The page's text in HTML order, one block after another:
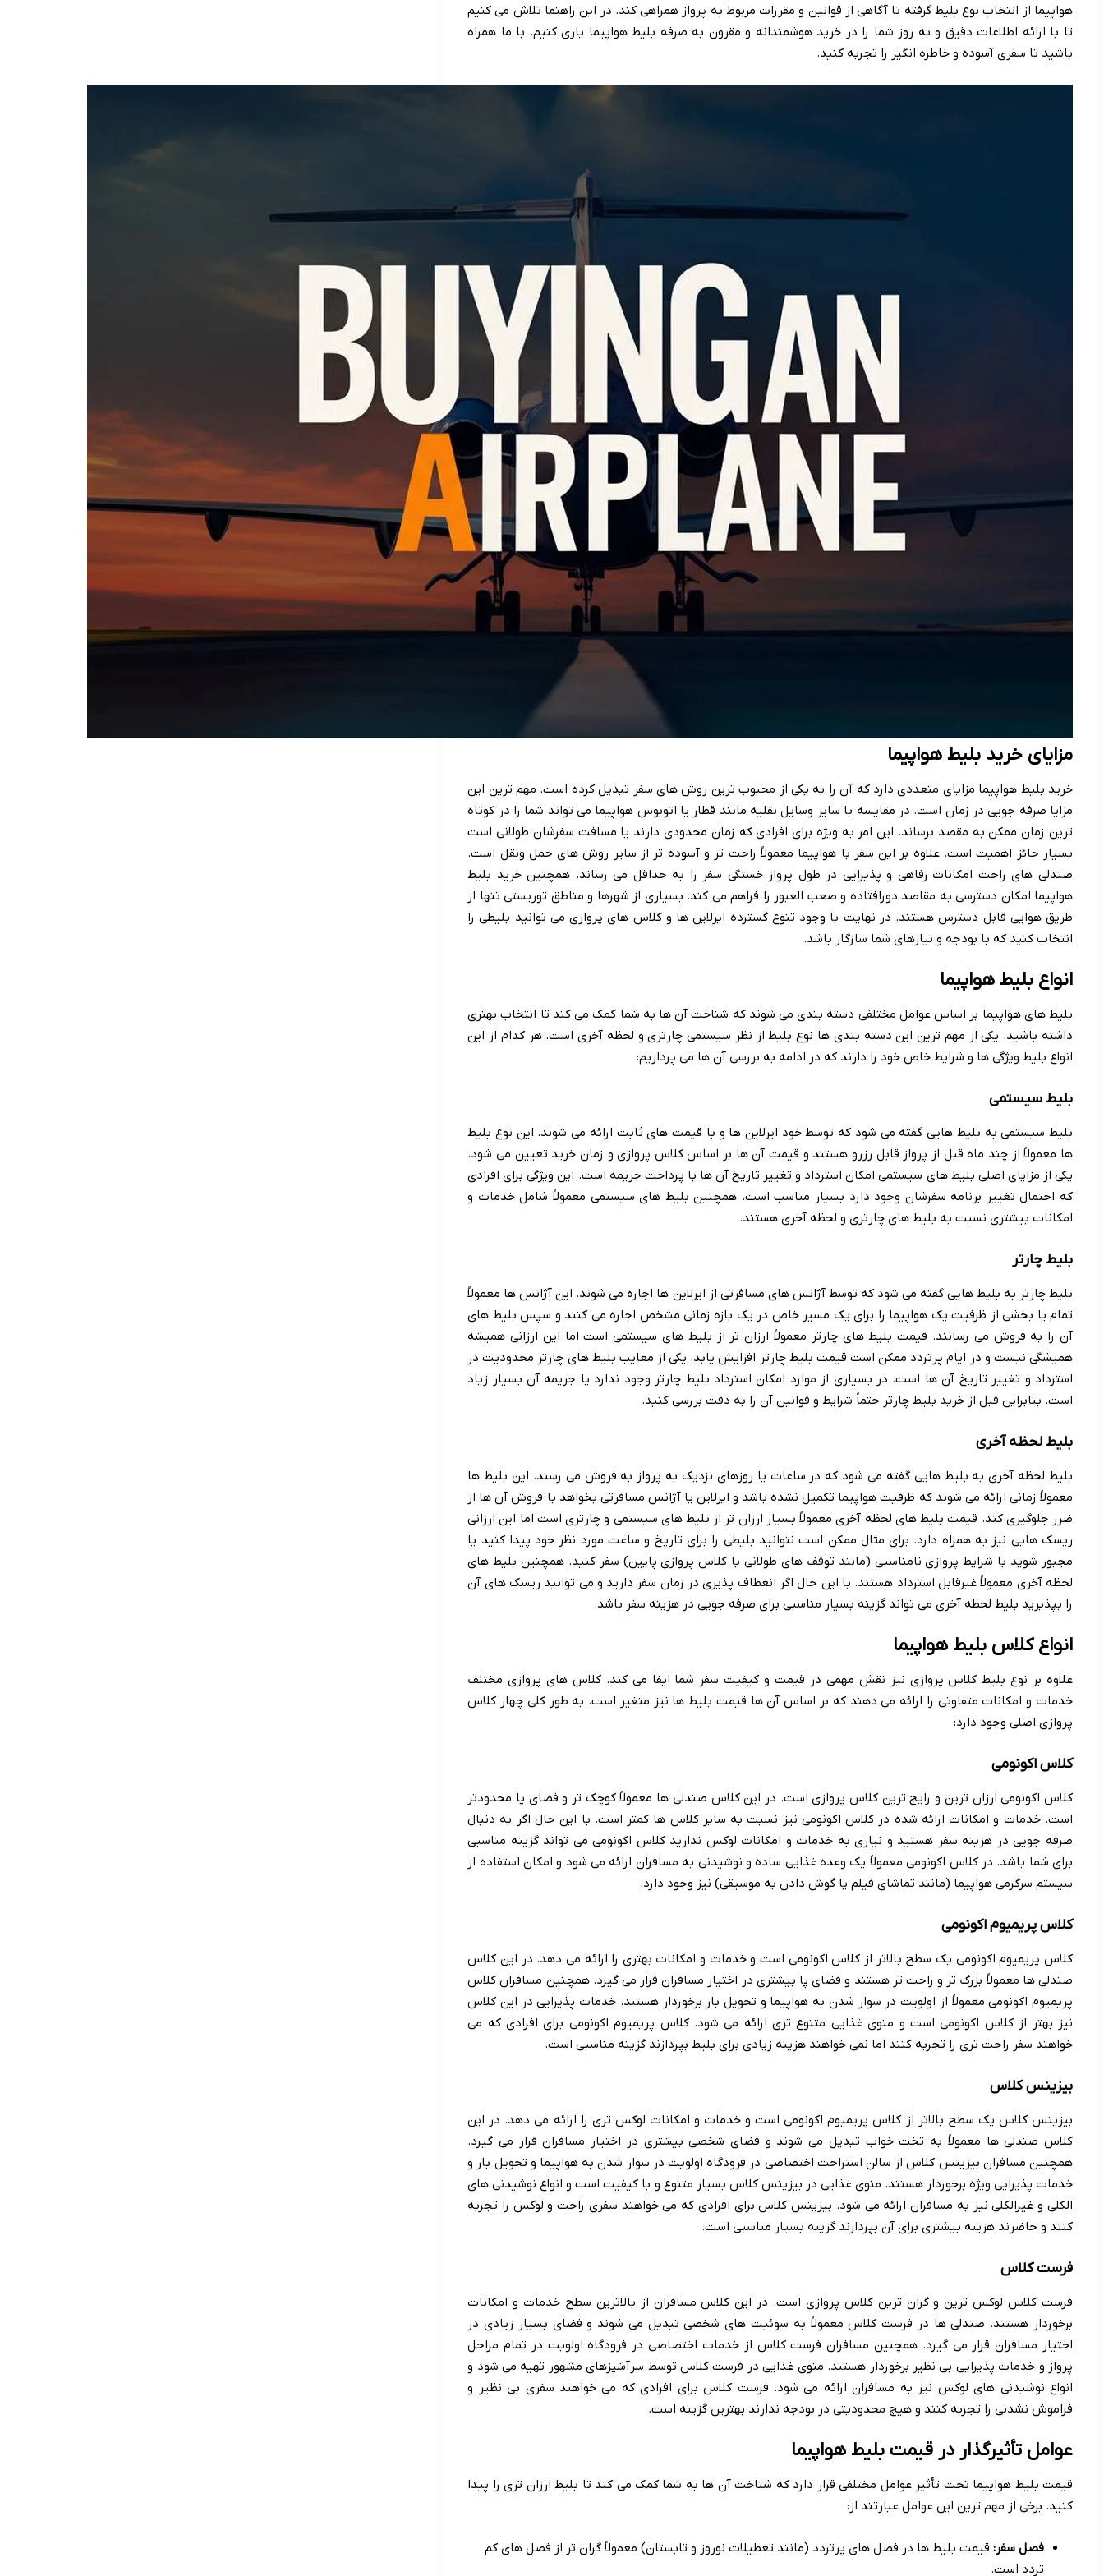
هواپیما از انتخاب نوع بلیط گرفته تا آگاهی از قوانین و مقررات مربوط به پرواز همراهی کند. در این راهنما تلاش می کنیم
تا با ارائه اطلاعات دقیق و به روز شما را در خرید هوشمندانه و مقرون به صرفه بلیط هواپیما یاری کنیم. با ما همراه
باشید تا سفری آسوده و خاطره انگیز را تجربه کنید.
مزایای خرید بلیط هواپیما
خرید بلیط هواپیما مزایای متعددی دارد که آن را به یکی از محبوب ترین روش های سفر تبدیل کرده است. مهم ترین این
مزایا صرفه جویی در زمان است. در مقایسه با سایر وسایل نقلیه مانند قطار یا اتوبوس هواپیما می تواند شما را در کوتاه
ترین زمان ممکن به مقصد برساند. این امر به ویژه برای افرادی که زمان محدودی دارند یا مسافت سفرشان طولانی است
بسیار حائز اهمیت است. علاوه بر این سفر با هواپیما معمولاً راحت تر و آسوده تر از سایر روش های حمل ونقل است.
صندلی های راحت امکانات رفاهی و پذیرایی در طول پرواز خستگی سفر را به حداقل می رساند. همچنین خرید بلیط
هواپیما امکان دسترسی به مقاصد دورافتاده و صعب العبور را فراهم می کند. بسیاری از شهرها و مناطق توریستی تنها از
طریق هوایی قابل دسترس هستند. در نهایت با وجود تنوع گسترده ایرلاین ها و کلاس های پروازی می توانید بلیطی را
انتخاب کنید که با بودجه و نیازهای شما سازگار باشد.
انواع بلیط هواپیما
بلیط های هواپیما بر اساس عوامل مختلفی دسته بندی می شوند که شناخت آن ها به شما کمک می کند تا انتخاب بهتری
داشته باشید. یکی از مهم ترین این دسته بندی ها نوع بلیط از نظر سیستمی چارتری و لحظه آخری است. هر کدام از این
انواع بلیط ویژگی ها و شرایط خاص خود را دارند که در ادامه به بررسی آن ها می پردازیم:
بلیط سیستمی
بلیط سیستمی به بلیط هایی گفته می شود که توسط خود ایرلاین ها و با قیمت های ثابت ارائه می شوند. این نوع بلیط
ها معمولاً از چند ماه قبل از پرواز قابل رزرو هستند و قیمت آن ها بر اساس کلاس پروازی و زمان خرید تعیین می شود.
یکی از مزایای اصلی بلیط های سیستمی امکان استرداد و تغییر تاریخ آن ها با پرداخت جریمه است. این ویژگی برای افرادی
که احتمال تغییر برنامه سفرشان وجود دارد بسیار مناسب است. همچنین بلیط های سیستمی معمولاً شامل خدمات و
امکانات بیشتری نسبت به بلیط های چارتری و لحظه آخری هستند.
بلیط چارتر
بلیط چارتر به بلیط هایی گفته می شود که توسط آژانس های مسافرتی از ایرلاین ها اجاره می شوند. این آژانس ها معمولاً
تمام یا بخشی از ظرفیت یک هواپیما را برای یک مسیر خاص در یک بازه زمانی مشخص اجاره می کنند و سپس بلیط های
آن را به فروش می رسانند. قیمت بلیط های چارتر معمولاً ارزان تر از بلیط های سیستمی است اما این ارزانی همیشه
همیشگی نیست و در ایام پرتردد ممکن است قیمت بلیط چارتر افزایش یابد. یکی از معایب بلیط های چارتر محدودیت در
استرداد و تغییر تاریخ آن ها است. در بسیاری از موارد امکان استرداد بلیط چارتر وجود ندارد یا جریمه آن بسیار زیاد
است. بنابراین قبل از خرید بلیط چارتر حتماً شرایط و قوانین آن را به دقت بررسی کنید.
بلیط لحظه آخری
بلیط لحظه آخری به بلیط هایی گفته می شود که در ساعات یا روزهای نزدیک به پرواز به فروش می رسند. این بلیط ها
معمولاً زمانی ارائه می شوند که ظرفیت هواپیما تکمیل نشده باشد و ایرلاین یا آژانس مسافرتی بخواهد با فروش آن ها از
ضرر جلوگیری کند. قیمت بلیط های لحظه آخری معمولاً بسیار ارزان تر از بلیط های سیستمی و چارتری است اما این ارزانی
ریسک هایی نیز به همراه دارد. برای مثال ممکن است نتوانید بلیطی را برای تاریخ و ساعت مورد نظر خود پیدا کنید یا
مجبور شوید با شرایط پروازی نامناسبی (مانند توقف های طولانی یا کلاس پروازی پایین) سفر کنید. همچنین بلیط های
لحظه آخری معمولاً غیرقابل استرداد هستند. با این حال اگر انعطاف پذیری در زمان سفر دارید و می توانید ریسک های آن
را بپذیرید بلیط لحظه آخری می تواند گزینه بسیار مناسبی برای صرفه جویی در هزینه سفر باشد.
انواع کلاس بلیط هواپیما
علاوه بر نوع بلیط کلاس پروازی نیز نقش مهمی در قیمت و کیفیت سفر شما ایفا می کند. کلاس های پروازی مختلف
خدمات و امکانات متفاوتی را ارائه می دهند که بر اساس آن ها قیمت بلیط ها نیز متغیر است. به طور کلی چهار کلاس
پروازی اصلی وجود دارد:
کلاس اکونومی
کلاس اکونومی ارزان ترین و رایج ترین کلاس پروازی است. در این کلاس صندلی ها معمولاً کوچک تر و فضای پا محدودتر
است. خدمات و امکانات ارائه شده در کلاس اکونومی نیز نسبت به سایر کلاس ها کمتر است. با این حال اگر به دنبال
صرفه جویی در هزینه سفر هستید و نیازی به خدمات و امکانات لوکس ندارید کلاس اکونومی می تواند گزینه مناسبی
برای شما باشد. در کلاس اکونومی معمولاً یک وعده غذایی ساده و نوشیدنی به مسافران ارائه می شود و امکان استفاده از
سیستم سرگرمی هواپیما (مانند تماشای فیلم یا گوش دادن به موسیقی) نیز وجود دارد.
کلاس پریمیوم اکونومی
کلاس پریمیوم اکونومی یک سطح بالاتر از کلاس اکونومی است و خدمات و امکانات بهتری را ارائه می دهد. در این کلاس
صندلی ها معمولاً بزرگ تر و راحت تر هستند و فضای پا بیشتری در اختیار مسافران قرار می گیرد. همچنین مسافران کلاس
پریمیوم اکونومی معمولاً از اولویت در سوار شدن به هواپیما و تحویل بار برخوردار هستند. خدمات پذیرایی در این کلاس
نیز بهتر از کلاس اکونومی است و منوی غذایی متنوع تری ارائه می شود. کلاس پریمیوم اکونومی برای افرادی که می
خواهند سفر راحت تری را تجربه کنند اما نمی خواهند هزینه زیادی برای بلیط بپردازند گزینه مناسبی است.
بیزینس کلاس
بیزینس کلاس یک سطح بالاتر از کلاس پریمیوم اکونومی است و خدمات و امکانات لوکس تری را ارائه می دهد. در این
کلاس صندلی ها معمولاً به تخت خواب تبدیل می شوند و فضای شخصی بیشتری در اختیار مسافران قرار می گیرد.
همچنین مسافران بیزینس کلاس از سالن استراحت اختصاصی در فرودگاه اولویت در سوار شدن به هواپیما و تحویل بار و
خدمات پذیرایی ویژه برخوردار هستند. منوی غذایی در بیزینس کلاس بسیار متنوع و با کیفیت است و انواع نوشیدنی های
الکلی و غیرالکلی نیز به مسافران ارائه می شود. بیزینس کلاس برای افرادی که می خواهند سفری راحت و لوکس را تجربه
کنند و حاضرند هزینه بیشتری برای آن بپردازند گزینه بسیار مناسبی است.
فرست کلاس
فرست کلاس لوکس ترین و گران ترین کلاس پروازی است. در این کلاس مسافران از بالاترین سطح خدمات و امکانات
برخوردار هستند. صندلی ها در فرست کلاس معمولاً به سوئیت های شخصی تبدیل می شوند و فضای بسیار زیادی در
اختیار مسافران قرار می گیرد. همچنین مسافران فرست کلاس از خدمات اختصاصی در فرودگاه اولویت در تمام مراحل
پرواز و خدمات پذیرایی بی نظیر برخوردار هستند. منوی غذایی در فرست کلاس توسط سرآشپزهای مشهور تهیه می شود و
انواع نوشیدنی های لوکس نیز به مسافران ارائه می شود. فرست کلاس برای افرادی که می خواهند سفری بی نظیر و
فراموش نشدنی را تجربه کنند و هیچ محدودیتی در بودجه ندارند بهترین گزینه است.
عوامل تأثیرگذار در قیمت بلیط هواپیما
قیمت بلیط هواپیما تحت تأثیر عوامل مختلفی قرار دارد که شناخت آن ها به شما کمک می کند تا بلیط ارزان تری را پیدا
کنید. برخی از مهم ترین این عوامل عبارتند از:
فصل سفر: قیمت بلیط ها در فصل های پرتردد (مانند تعطیلات نوروز و تابستان) معمولاً گران تر از فصل های کم
تردد است.